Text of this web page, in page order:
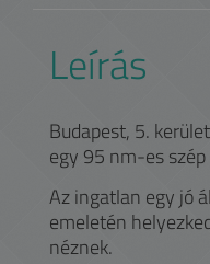
Leírás
Budapest, 5.
egy 95 nm-es szép
Az ingatlan egy jó
emeletén
néznek.